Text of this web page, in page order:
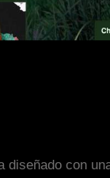
diseñado con